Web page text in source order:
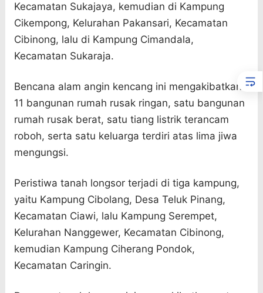
Kecamatan Sukajaya, kemudian di Kampung
Cikempong, Kelurahan Pakansari, Kecamatan
Cibinong, lalu di Kampung Cimandala,
Kecamatan Sukaraja.
Bencana alam angin kencang ini mengakibatkan
11 bangunan rumah rusak ringan, satu bangunan
rumah rusak berat, satu tiang listrik terancam
roboh, serta satu keluarga terdiri atas lima jiwa
mengungsi.
Peristiwa tanah longsor terjadi di tiga kampung,
yaitu Kampung Cibolang, Desa Teluk Pinang,
Kecamatan Ciawi, lalu Kampung Serempet,
Kelurahan Nanggewer, Kecamatan Cibinong,
kemudian Kampung Ciherang Pondok,
Kecamatan Caringin.